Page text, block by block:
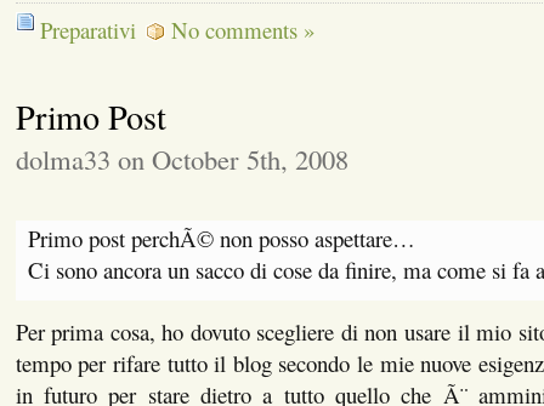
Preparativi No comments »
Primo Post
dolma33 on October 5th, 2008
Primo post perchÃ© non posso aspettare…
Ci sono ancora un sacco di cose da finire, ma come si fa
Per prima cosa, ho dovuto scegliere di non usare il mio
tempo per rifare tutto il blog secondo le mie nuove
in futuro per stare dietro a tutto quello che Ã¨